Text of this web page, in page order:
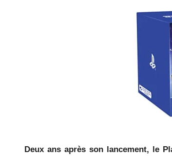
Deux ans après son lancement, le